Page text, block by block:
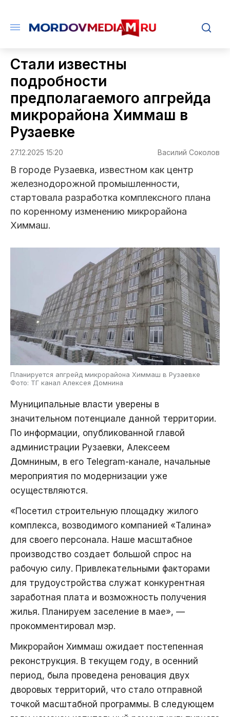
Стали известны
подробности
предполагаемого апгрейда
микрорайона Химмаш в
Рузаевке
27.12.2025 15:20 Василий Соколов
В городе Рузаевка, известном как центр
железнодорожной промышленности,
стартовала разработка комплексного плана
по коренному изменению микрорайона
Химмаш.
Планируется апгрейд микрорайона Химмаш в Рузаевке
Фото: ТГ канал Алексея Домнина
Муниципальные власти уверены в
значительном потенциале данной территории.
По информации, опубликованной главой
администрации Рузаевки, Алексеем
Домниным, в его Telegram-канале, начальные
мероприятия по модернизации уже
осуществляются.
«Посетил строительную площадку жилого
комплекса, возводимого компанией «Талина»
для своего персонала. Наше масштабное
производство создает большой спрос на
рабочую силу. Привлекательными факторами
для трудоустройства служат конкурентная
заработная плата и возможность получения
жилья. Планируем заселение в мае», —
прокомментировал мэр.
Микрорайон Химмаш ожидает постепенная
реконструкция. В текущем году, в осенний
период, была проведена реновация двух
дворовых территорий, что стало отправной
точкой масштабной программы. В следующем